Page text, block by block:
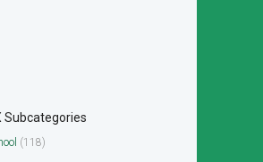
Subcategories
(118)